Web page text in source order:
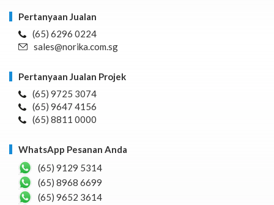
Pertanyaan Jualan
(65) 6296 0224
sales@norika.com.sg
Pertanyaan Jualan Projek
(65) 9725 3074
(65) 9647 4156
(65) 8811 0000
WhatsApp Pesanan Anda
(65) 9129 5314
(65) 8968 6699
(65) 9652 3614